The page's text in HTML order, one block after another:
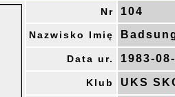
Nr 104
Nazwisko Imię
Data ur. 1983-
Klub UKS